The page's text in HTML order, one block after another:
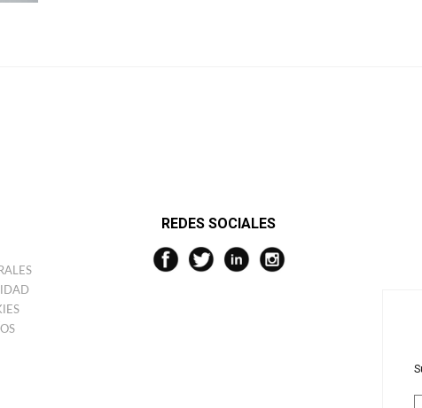
REDES SOCIALES